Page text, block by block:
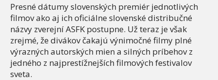
Presné dátumy slovenských premiér jednotlivých
filmov ako aj ich oficiálne slovenské distribučné
názvy zverejní ASFK postupne. Už teraz je však
zrejmé, že divákov čakajú výnimočné filmy plné
výrazných autorských mien a silných príbehov z
jedného z najprestížnejších filmových festivalov
sveta.